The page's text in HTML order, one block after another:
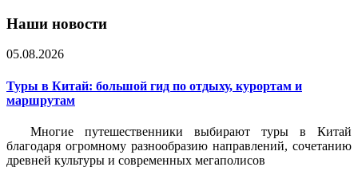
Наши новости
05.08.2026
Туры в Китай: большой гид по отдыху, курортам и
маршрутам
Многие путешественники выбирают туры в Китай
благодаря огромному разнообразию направлений, сочетанию
древней культуры и современных мегаполисов